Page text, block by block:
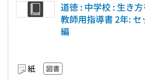
道徳 : 中学校 : 生き
教師用指導書 2年: セ
編
紙 図書